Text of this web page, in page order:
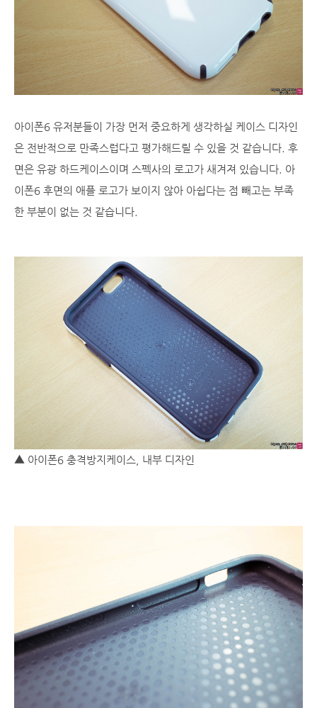
아이폰6 유저분들이 가장 먼저 중요하게 생각하실 케이스 디자인
은 전반적으로 만족스럽다고 평가해드릴 수 있을 것 같습니다. 후
면은 유광 하드케이스이며 스펙사의 로고가 새겨져 있습니다. 아
이폰6 후면의 애플 로고가 보이지 않아 아쉽다는 점 빼고는 부족
한 부분이 없는 것 같습니다.
▲ 아이폰6 충격방지케이스, 내부 디자인